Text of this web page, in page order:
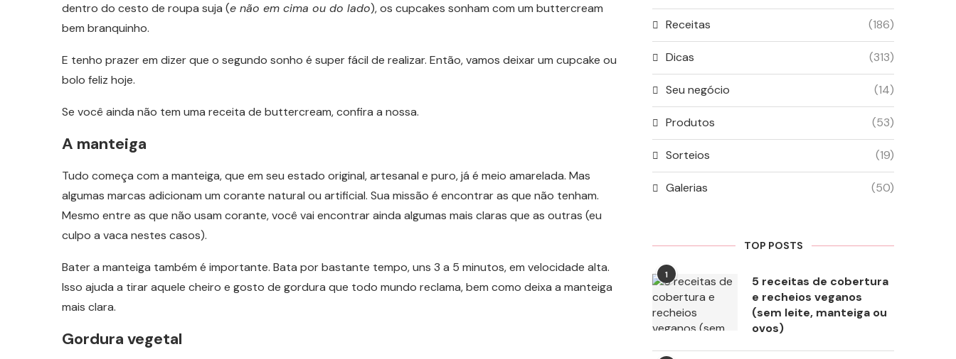
dentro do cesto de roupa suja (e não em cima ou do lado), os cupcakes sonham com um buttercream
bem branquinho.
E tenho prazer em dizer que o segundo sonho é super fácil de realizar. Então, vamos deixar um cupcake ou
bolo feliz hoje.
Se você ainda não tem uma receita de buttercream, confira a nossa.
A manteiga
Tudo começa com a manteiga, que em seu estado original, artesanal e puro, já é meio amarelada. Mas
algumas marcas adicionam um corante natural ou artificial. Sua missão é encontrar as que não tenham.
Mesmo entre as que não usam corante, você vai encontrar ainda algumas mais claras que as outras (eu
culpo a vaca nestes casos).
Bater a manteiga também é importante. Bata por bastante tempo, uns 3 a 5 minutos, em velocidade alta.
Isso ajuda a tirar aquele cheiro e gosto de gordura que todo mundo reclama, bem como deixa a manteiga
mais clara.
Gordura vegetal
Receitas (186)
Dicas (313)
Seu negócio (14)
Produtos (53)
Sorteios (19)
Galerias (50)
TOP POSTS
1
5 receitas de cobertura
e recheios veganos
(sem leite, manteiga ou
ovos)